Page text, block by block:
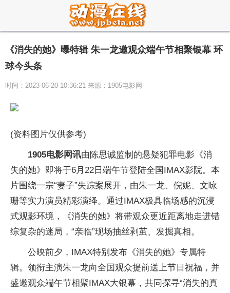
《消失的她》曝特辑 朱一龙邀观众端午节相聚银幕 环
球今头条
时间：2023-06-20 10:36:21 来源：1905电影网
(资料图片仅供参考)
1905电影网讯由陈思诚监制的悬疑犯罪电影《消
失的她》即将于6月22日端午节登陆全国IMAX影院。本
片围绕一宗“妻子”失踪案展开，由朱一龙、倪妮、文咏
珊等实力演员精彩演绎。通过IMAX极具临场感的沉浸
式观影环境，《消失的她》将带观众更近距离地走进错
综复杂的迷局，“亲临”现场抽丝剥茧、发掘真相。
公映前夕，IMAX特别发布《消失的她》专属特
辑。领衔主演朱一龙向全国观众提前送上节日祝福，并
盛邀观众端午节相聚IMAX大银幕，共同探寻“消失的真